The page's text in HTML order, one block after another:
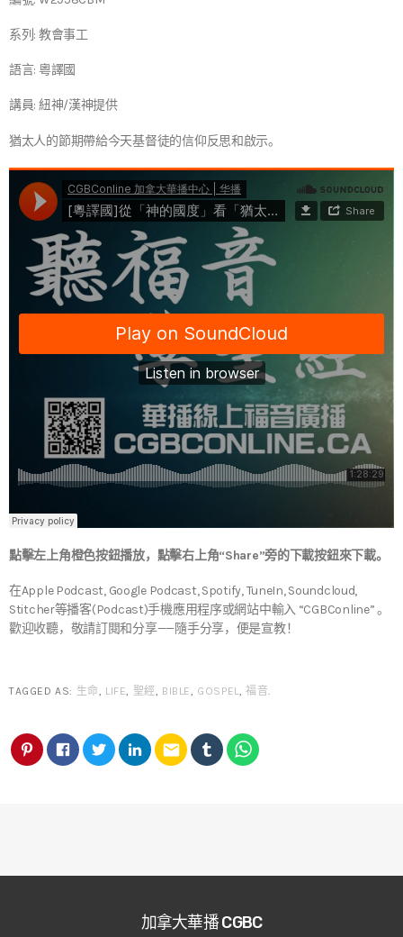
系列: 教會事工
語言: 粵譯國
講員: 紐神/漢神提供
猶太人的節期帶給今天基督徒的信仰反思和啟示。
點擊左上角橙色按鈕播放，點擊右上角“Share”旁的下載按鈕來下載。
在Apple Podcast, Google Podcast, Spotify, TuneIn, Soundcloud,
Stitcher等播客(Podcast)手機應用程序或網站中輸入 “CGBConline” 。
歡迎收聽，敬請訂閱和分享——隨手分享，便是宣教！
TAGGED AS: 生命, LIFE, 聖經, BIBLE, GOSPEL,福音.
email
加拿大華播 CGBC